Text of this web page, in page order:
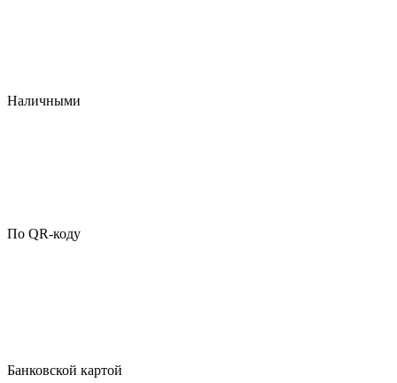
Наличными
По QR-коду
Банковской картой